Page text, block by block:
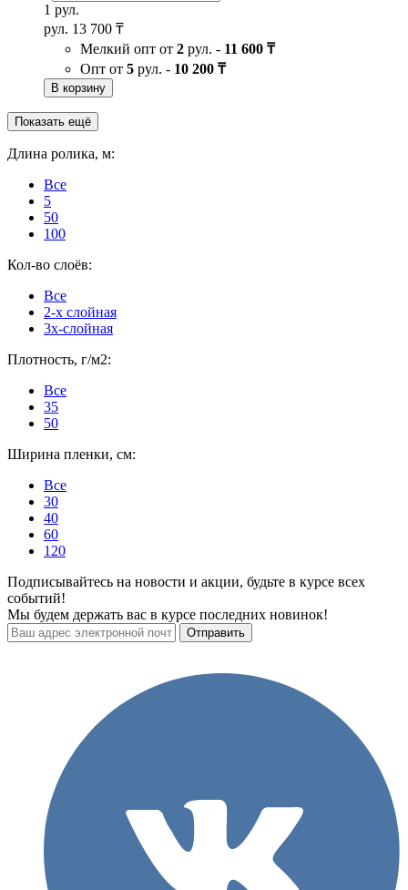
1 рул.
рул. 13 700 ₸
Мелкий опт от 2 рул. - 11 600 ₸
Опт от 5 рул. - 10 200 ₸
В корзину
Показать ещё
Длина ролика, м:
Все
5
50
100
Кол-во слоёв:
Все
2-х слойная
3х-слойная
Плотность, г/м2:
Все
35
50
Ширина пленки, см:
Все
30
40
60
120
Подписывайтесь на новости и акции, будьте в курсе всех
событий!
Мы будем держать вас в курсе последних новинок!